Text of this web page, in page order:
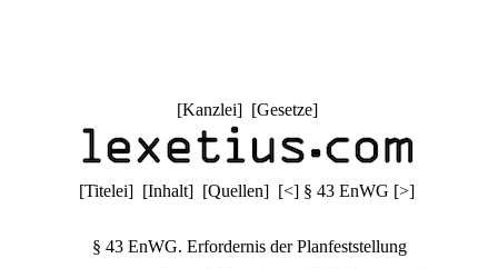
[Kanzlei] [Gesetze]
[Titelei] [Inhalt] [Quellen] [<] § 43 EnWG [>]
§ 43 EnWG. Erfordernis der Planfeststellung